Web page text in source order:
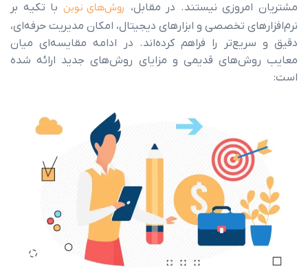
نیستند. در مقابل، روش‌های نوینبا تکیه بر
تخصصی و ابزارهای دیجیتال، امکان مدیریت حرفه‌ای،
را فراهم کرده‌اند. در ادامه مقایسه‌ای میان
قدیمی و مزایای روش‌های جدید ارائه شده